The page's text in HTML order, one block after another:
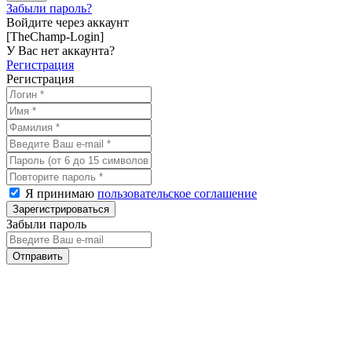
Забыли пароль?
Войдите через аккаунт
[TheChamp-Login]
У Вас нет аккаунта?
Регистрация
Регистрация
Я принимаю пользовательское соглашение
Забыли пароль